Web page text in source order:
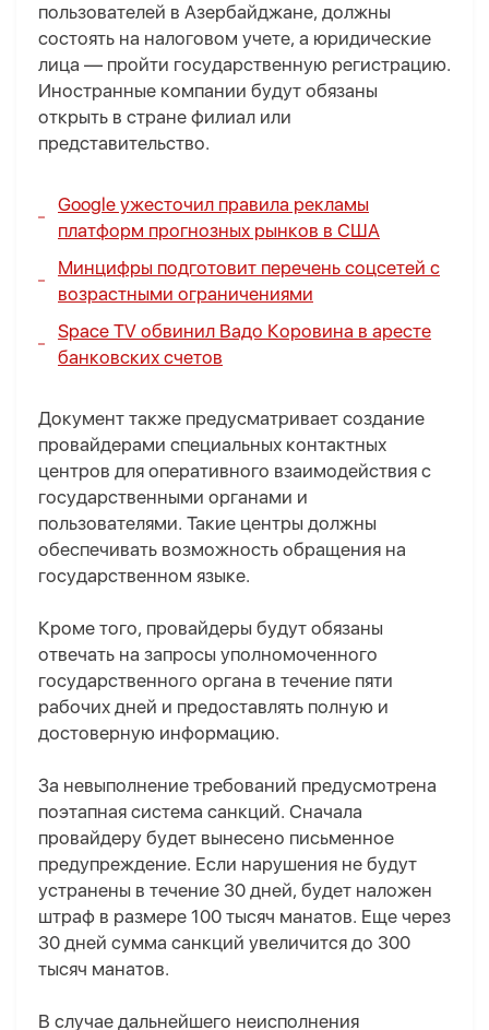
пользователей в Азербайджане, должны
состоять на налоговом учете, а юридические
лица — пройти государственную регистрацию.
Иностранные компании будут обязаны
открыть в стране филиал или
представительство.
Google ужесточил правила рекламы
платформ прогнозных рынков в США
Минцифры подготовит перечень соцсетей с
возрастными ограничениями
Space TV обвинил Вадо Коровина в аресте
банковских счетов
Документ также предусматривает создание
провайдерами специальных контактных
центров для оперативного взаимодействия с
государственными органами и
пользователями. Такие центры должны
обеспечивать возможность обращения на
государственном языке.
Кроме того, провайдеры будут обязаны
отвечать на запросы уполномоченного
государственного органа в течение пяти
рабочих дней и предоставлять полную и
достоверную информацию.
За невыполнение требований предусмотрена
поэтапная система санкций. Сначала
провайдеру будет вынесено письменное
предупреждение. Если нарушения не будут
устранены в течение 30 дней, будет наложен
штраф в размере 100 тысяч манатов. Еще через
30 дней сумма санкций увеличится до 300
тысяч манатов.
В случае дальнейшего неисполнения